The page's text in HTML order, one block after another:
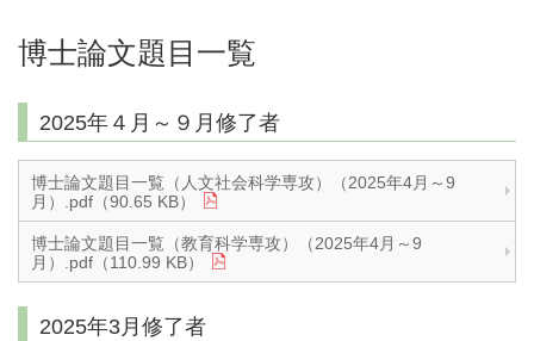
博士論文題目一覧
2025年４月～９月修了者
博士論文題目一覧（人文社会科学専攻）（2025年4月～9
月）.pdf（90.65 KB）
博士論文題目一覧（教育科学専攻）（2025年4月～9
月）.pdf（110.99 KB）
2025年3月修了者